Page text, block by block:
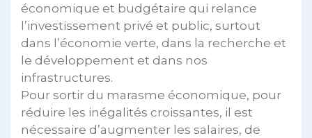
économique et budgétaire qui relance
l’investissement privé et public, surtout
dans l’économie verte, dans la recherche et
le développement et dans nos
infrastructures.
Pour sortir du marasme économique, pour
réduire les inégalités croissantes, il est
nécessaire d’augmenter les salaires, de